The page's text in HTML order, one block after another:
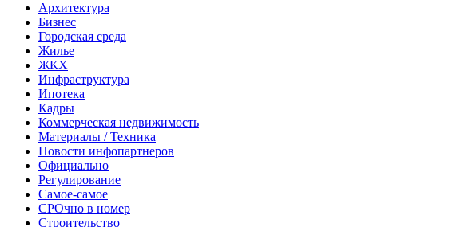
Архитектура
Бизнес
Городская среда
Жилье
ЖКХ
Инфраструктура
Ипотека
Кадры
Коммерческая недвижимость
Материалы / Техника
Новости инфопартнеров
Официально
Регулирование
Самое-самое
СРОчно в номер
Строительство